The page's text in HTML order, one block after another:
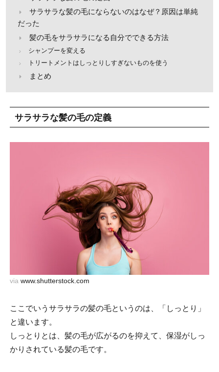
サラサラな髪の毛にならないのはなぜ？原因は単純
だった
髪の毛をサラサラになる自分でできる方法
シャンプーを変える
トリートメントはしっとりしすぎないものを使う
まとめ
サラサラな髪の毛の定義
via www.shutterstock.com
ここでいうサラサラの髪の毛というのは、「しっとり」
と違います。
しっとりとは、髪の毛が広がるのを抑えて、保湿がしっ
かりされている髪の毛です。